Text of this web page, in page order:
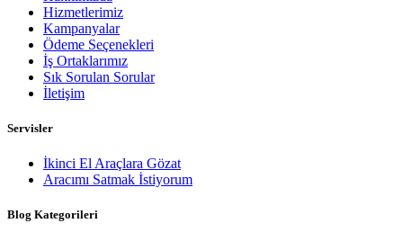
Hizmetlerimiz
Kampanyalar
Ödeme Seçenekleri
İş Ortaklarımız
Sık Sorulan Sorular
İletişim
Servisler
İkinci El Araçlara Gözat
Aracımı Satmak İstiyorum
Blog Kategorileri